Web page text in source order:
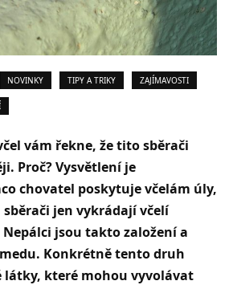
NOVINKY TIPY A TRIKY ZAJÍMAVOSTI
vám řekne, že tito sběrači
Proč? Vysvětlení je
chovatel poskytuje včelám úly,
jen vykrádají včelí
jsou takto založení a
Konkrétně tento druh
látky, které mohou vyvolávat